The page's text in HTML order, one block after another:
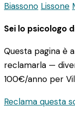
Biassono Lissone
Sei lo psicologo
Questa pagina è
reclamarla —
100€/anno per
Reclama questa